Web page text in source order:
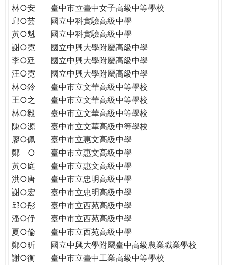
民。
WAGOR
TODAY
THE
WORLD
TOMORROW
PUTTING
YOU
THE
PATH
GLOBAL
CITIZENSHIP
林○安
臺中市立臺中女子高級中等學校
邱○芸
國立中科實驗高級中學
黃○魁
國立中科實驗高級中學
謝○霓
國立中興大學附屬高級中學
李○廷
國立中興大學附屬高級中學
汪○霓
國立中興大學附屬高級中學
林○鈴
臺中市立文華高級中等學校
王○之
臺中市立文華高級中等學校
林○毅
臺中市立文華高級中等學校
陳○源
臺中市立文華高級中等學校
廖○佩
臺中市立惠文高級中學
鄭 ○
臺中市立惠文高級中學
黃○庭
臺中市立惠文高級中學
洪○唐
臺中市立忠明高級中學
謝○宏
臺中市立忠明高級中學
邱○彤
臺中市立西苑高級中學
潘○伃
臺中市立西苑高級中學
夏○倫
臺中市立西苑高級中學
鄭○昕
國立中興大學附屬臺中高級農業職業學校
謝○衡
臺中市立臺中工業高級中等學校